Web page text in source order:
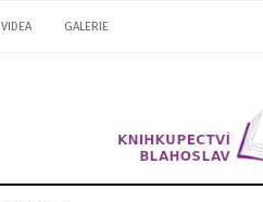
VIDEA GALERIE